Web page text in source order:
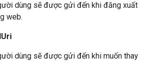
dùng sẽ được gửi đến khi đăng xuất
web.
dùng sẽ được gửi đến khi muốn thay